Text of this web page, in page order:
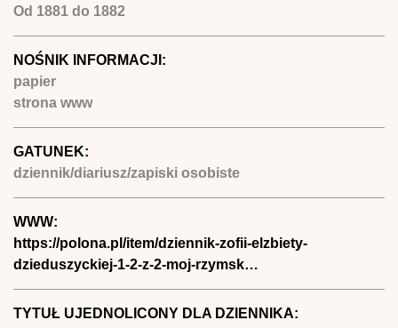
Od 1881 do 1882
NOŚNIK INFORMACJI:
papier
strona www
GATUNEK:
dziennik/diariusz/zapiski osobiste
WWW:
https://polona.pl/item/dziennik-zofii-elzbiety-
dzieduszyckiej-1-2-z-2-moj-rzymsk…
TYTUŁ UJEDNOLICONY DLA DZIENNIKA: